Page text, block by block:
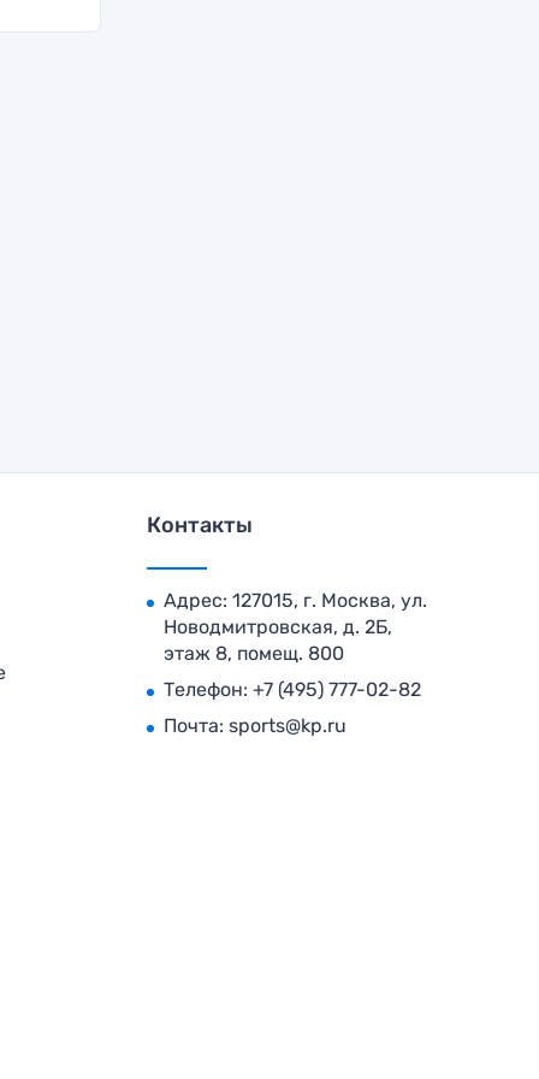
Контакты
Адрес: 127015, г. Москва, ул.
Новодмитровская, д. 2Б,
этаж 8, помещ. 800
Телефон: +7 (495) 777-02-82
Почта: sports@kp.ru